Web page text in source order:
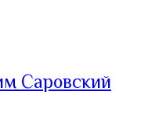
Саровский